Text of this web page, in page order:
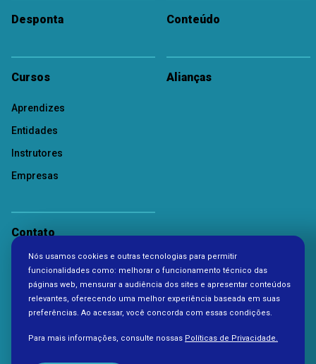
Desponta Conteúdo
Cursos
Aprendizes
Entidades
Instrutores
Empresas
Alianças
Contato
Nós usamos cookies e outras tecnologias para permitir
funcionalidades como: melhorar o funcionamento técnico das
páginas web, mensurar a audiência dos sites e apresentar conteúdos
relevantes, oferecendo uma melhor experiência baseada em suas
preferências. Ao acessar, você concorda com essas condições.
Para mais informações, consulte nossas Políticas de Privacidade.